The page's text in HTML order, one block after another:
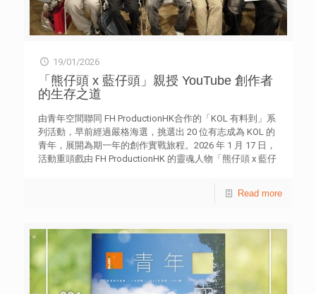
19/01/2026
「熊仔頭 x 藍仔頭」親授 YouTube 創作者
的生存之道
由青年空間聯同 FH ProductionHK合作的「KOL 有料到」系
列活動，早前經過嚴格海選，挑選出 20 位有志成為 KOL 的
青年，展開為期一年的創作實戰旅程。2026 年 1 月 17 日，
活動重頭戲由 FH ProductionHK 的靈魂人物「熊仔頭 x 藍仔
中「青成共創」的核心理念，「KOL 有料到」並非單向課
導，一同探索如何在競爭激烈的多媒體市場中站穩腳步、持
續創作。 分享會中，兩位嘉賓分享他們從頻道定位、內容
規劃到團隊協作的模式，並剖析YouTube演算法運作，以及
多平台差異化經營策略。面對現實挑戰，兩位均強調創作者
Read more